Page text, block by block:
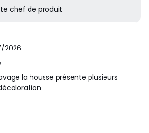
chef de produit
2026
la housse présente plusieurs